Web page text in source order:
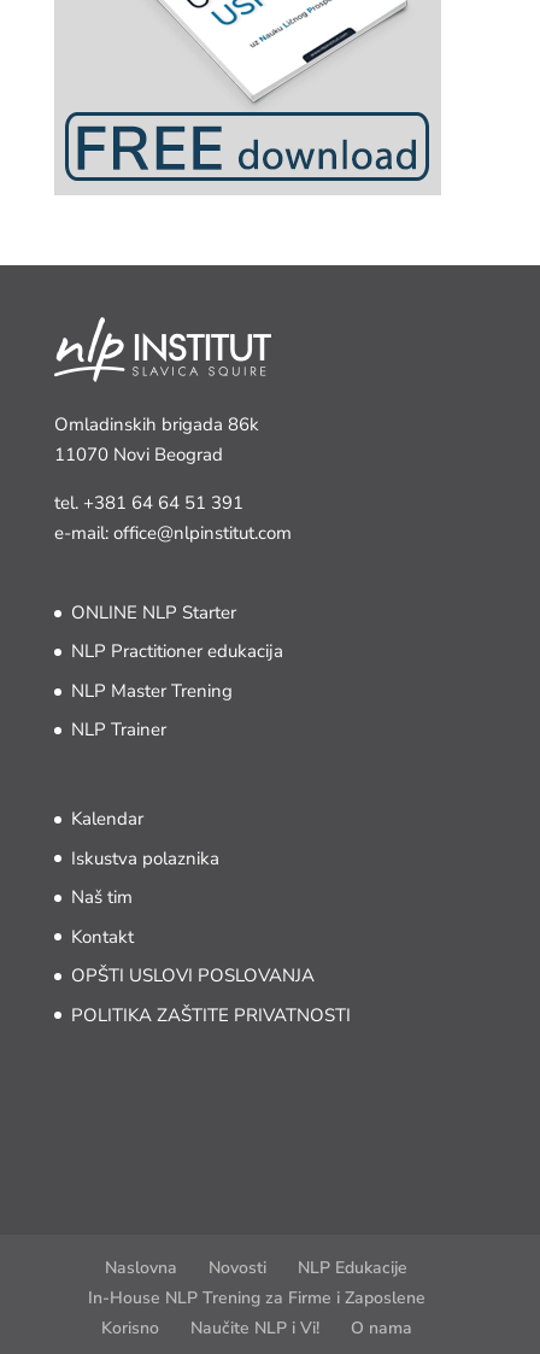
Omladinskih brigada 86k
11070 Novi Beograd
tel. +381 64 64 51 391
e-mail: office@nlpinstitut.com
ONLINE NLP Starter
NLP Practitioner edukacija
NLP Master Trening
NLP Trainer
Kalendar
Iskustva polaznika
Naš tim
Kontakt
OPŠTI USLOVI POSLOVANJA
POLITIKA ZAŠTITE PRIVATNOSTI
Naslovna Novosti
NLP Edukacije
In-House NLP Trening za Firme i Zaposlene
Korisno
Naučite NLP i Vi! O nama